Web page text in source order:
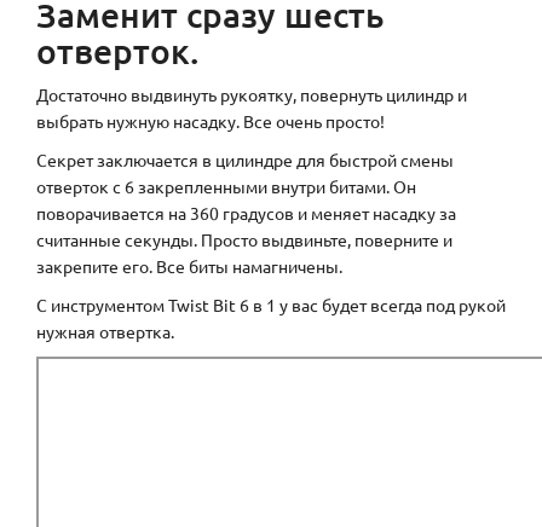
Заменит сразу шесть
отверток.
Достаточно выдвинуть рукоятку, повернуть цилиндр и
выбрать нужную насадку. Все очень просто!
Секрет заключается в цилиндре для быстрой смены
отверток с 6 закрепленными внутри битами. Он
поворачивается на 360 градусов и меняет насадку за
считанные секунды. Просто выдвиньте, поверните и
закрепите его. Все биты намагничены.
С инструментом Twist Bit 6 в 1 у вас будет всегда под рукой
нужная отвертка.